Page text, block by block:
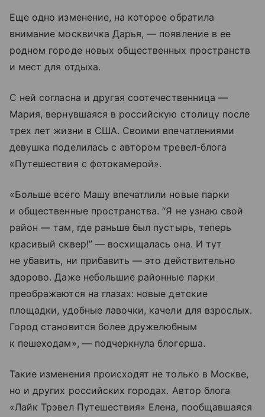
Еще одно изменение, на которое обратила
внимание москвичка Дарья, — появление в ее
родном городе новых общественных пространств
и мест для отдыха.
С ней согласна и другая соотечественница —
Мария, вернувшаяся в российскую столицу после
трех лет жизни в США. Своими впечатлениями
девушка поделилась с автором тревел-блога
«Путешествия с фотокамерой».
«Больше всего Машу впечатлили новые парки
и общественные пространства. “Я не узнаю свой
район — там, где раньше был пустырь, теперь
красивый сквер!” — восхищалась она. И тут
не убавить, ни прибавить — это действительно
здорово. Даже небольшие районные парки
преображаются на глазах: новые детские
площадки, удобные лавочки, качели для взрослых.
Город становится более дружелюбным
к пешеходам», — подчеркнула блогерша.
Такие изменения происходят не только в Москве,
но и других российских городах. Автор блога
«Лайк Трэвел Путешествия» Елена, пообщавшаяся